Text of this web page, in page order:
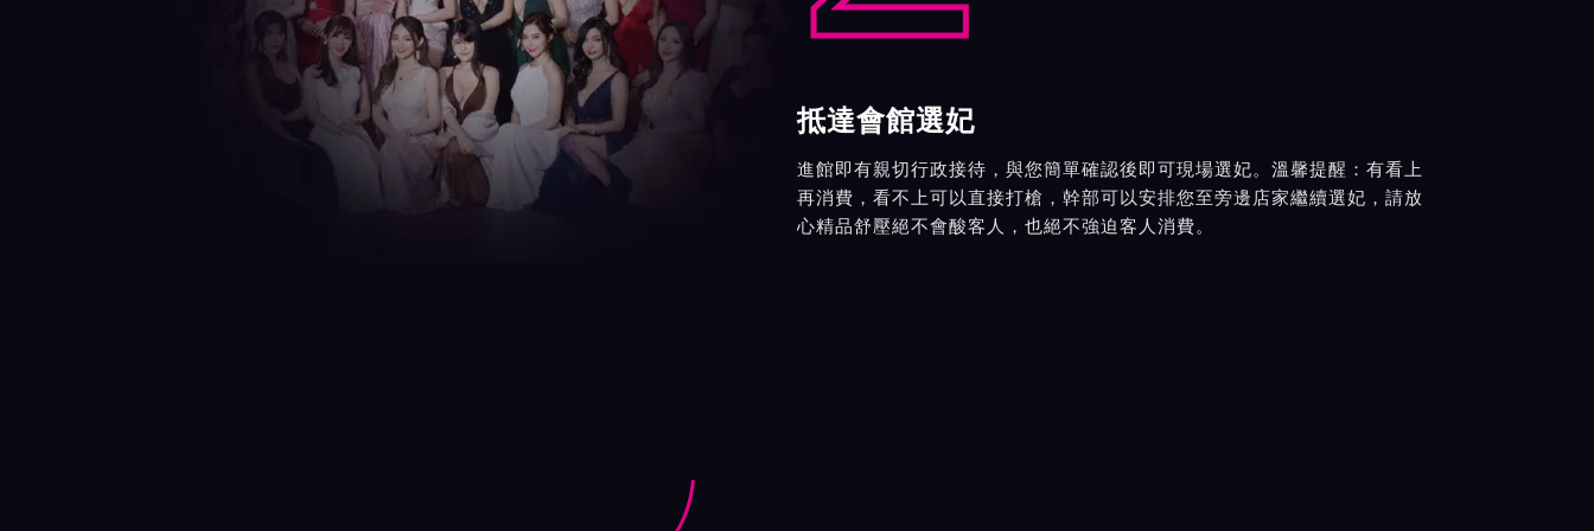
抵達會館選妃
進館即有親切行政接待，與您簡單確認後即可現場選妃。溫馨提醒：有看上
再消費，看不上可以直接打槍，幹部可以安排您至旁邊店家繼續選妃，請放
心精品舒壓絕不會酸客人，也絕不強迫客人消費。